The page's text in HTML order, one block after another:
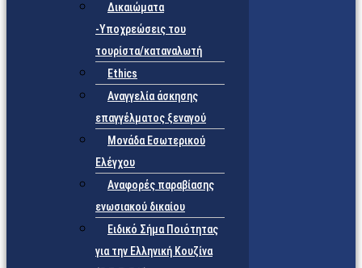
Δικαιώματα
-Υποχρεώσεις του
τουρίστα/καταναλωτή
Ethics
Αναγγελία άσκησης
επαγγέλματος ξεναγού
Μονάδα Εσωτερικού
Ελέγχου
Αναφορές παραβίασης
ενωσιακού δικαίου
Ειδικό Σήμα Ποιότητας
για την Ελληνική Κουζίνα